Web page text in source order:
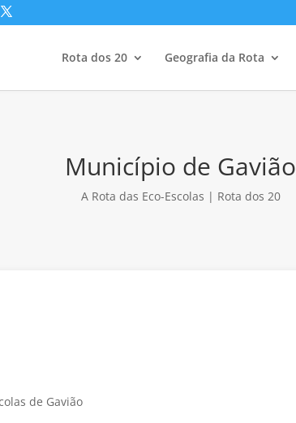
Rota dos 20 Geografia da Rota
Município de Gavião
A Rota das Eco-Escolas | Rota dos 20
de Gavião